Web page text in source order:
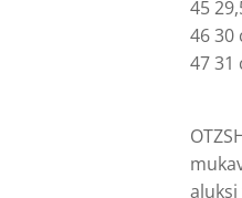
45
46 30
47 31